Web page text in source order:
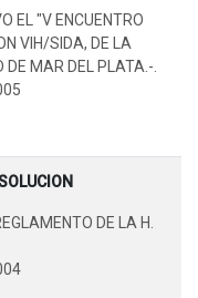
EL "V ENCUENTRO
VIH/SIDA, DE LA
DE MAR DEL PLATA.-.
DE LA H.